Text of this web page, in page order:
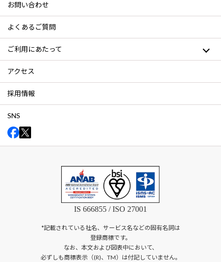
お問い合わせ
よくあるご質問
ご利用にあたって
アクセス
採用情報
SNS
IS 666855 / ISO 27001
*記載されている社名、サービス名などの固有名詞は
登録商標です。
なお、本文および図表中において、
必ずしも商標表示（(R)、TM）は付記していません。